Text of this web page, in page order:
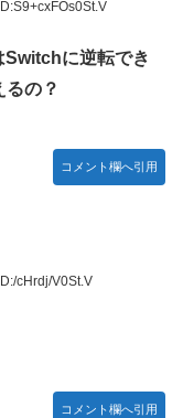
ID:S9+cxFOs0St.V
Switchに逆転でき
るの？
コメント欄へ引用
cHrdj/V0St.V
コメント欄へ引用